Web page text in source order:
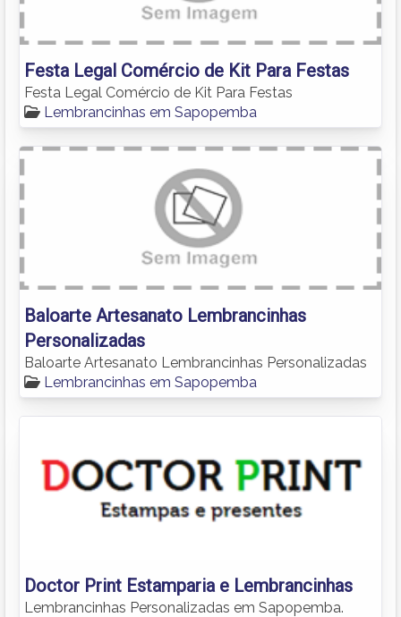
Festa Legal Comércio de Kit Para Festas
Festa Legal Comércio de Kit Para Festas
Lembrancinhas em Sapopemba
Baloarte Artesanato Lembrancinhas
Personalizadas
Baloarte Artesanato Lembrancinhas Personalizadas
Lembrancinhas em Sapopemba
Doctor Print Estamparia e Lembrancinhas
Lembrancinhas Personalizadas em Sapopemba.